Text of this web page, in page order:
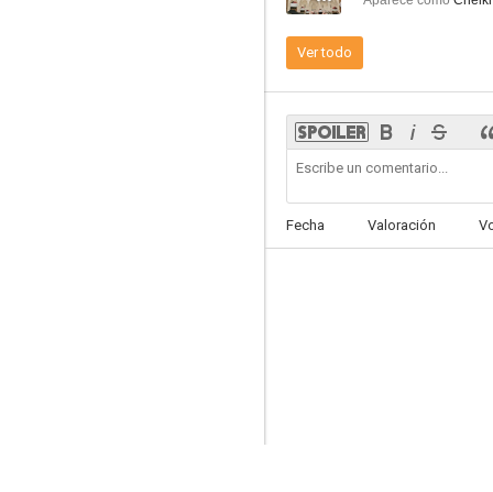
Ver todo
Fecha Valoración